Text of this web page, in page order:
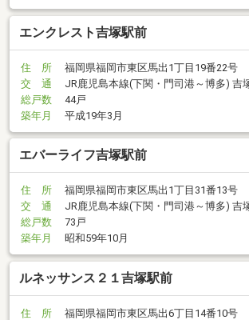
エンクレスト吉塚駅前
住 所
福岡県福岡市東区馬出1丁目19番22号
交 通
JR鹿児島本線(下関・門司港～博多) 吉
総戸数
44戸
築年月
平成19年3月
エバーライフ吉塚駅前
住 所
福岡県福岡市東区馬出1丁目31番13号
交 通
JR鹿児島本線(下関・門司港～博多) 吉
総戸数
73戸
築年月
昭和59年10月
ルネッサンス２１吉塚駅前
住 所
福岡県福岡市東区馬出6丁目14番10号